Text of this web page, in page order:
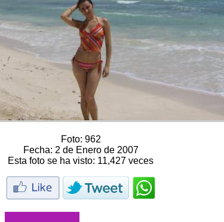
Foto: 962
Fecha: 2 de Enero de 2007
Esta foto se ha visto: 11,427 veces